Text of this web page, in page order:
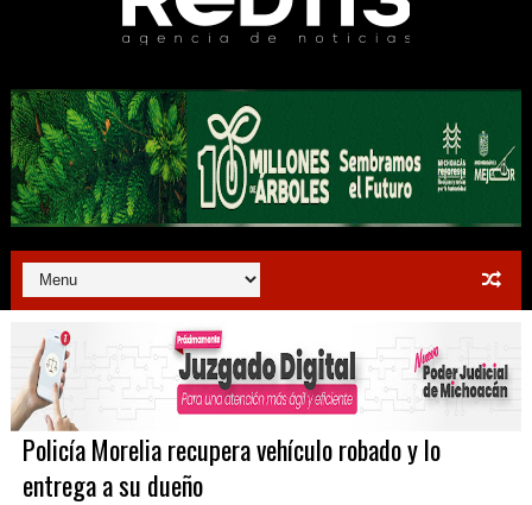
Policía Morelia recupera vehículo robado y lo
entrega a su dueño